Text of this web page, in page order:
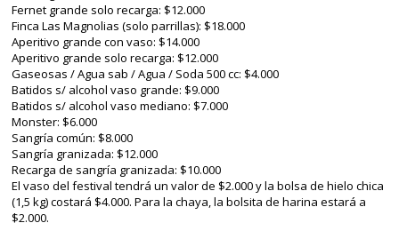
Fernet grande solo recarga: $12.000
Finca Las Magnolias (solo parrillas): $18.000
Aperitivo grande con vaso: $14.000
Aperitivo grande solo recarga: $12.000
Gaseosas / Agua sab / Agua / Soda 500 cc: $4.000
Batidos s/ alcohol vaso grande: $9.000
Batidos s/ alcohol vaso mediano: $7.000
Monster: $6.000
Sangría común: $8.000
Sangría granizada: $12.000
Recarga de sangría granizada: $10.000
El vaso del festival tendrá un valor de $2.000 y la bolsa de hielo chica
(1,5 kg) costará $4.000. Para la chaya, la bolsita de harina estará a
$2.000.